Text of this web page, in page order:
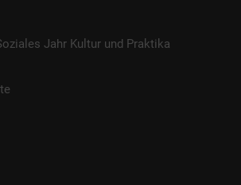
Jahr Kultur und Praktika